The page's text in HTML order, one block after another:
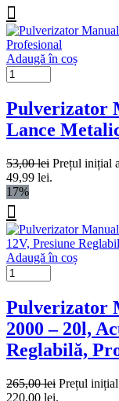
Adaugă în coș
Pulverizator
Lance
53,00lei Prețul inițial
49,99 lei.
17%
Adaugă în coș
Pulverizator
2000 – 20l,
Reglabilă,
265,00lei Prețul
220,00 lei.